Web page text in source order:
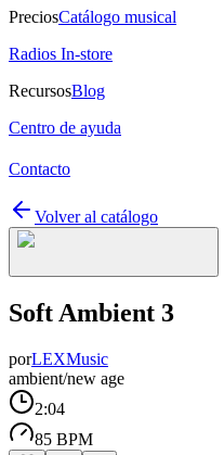
PreciosCatálogo musical
Radios In-store
RecursosBlog
Centro de ayuda
Contacto
Volver al catálogo
Soft Ambient 3
porLEXMusic
ambient/new age
2:04
85 BPM